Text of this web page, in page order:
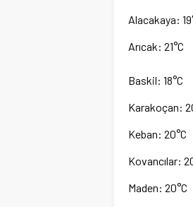
Alacakaya:
Arıcak: 21°C
Baskil: 18°C
Karakoçan:
Keban: 20°C
Kovancılar:
Maden: 20°C